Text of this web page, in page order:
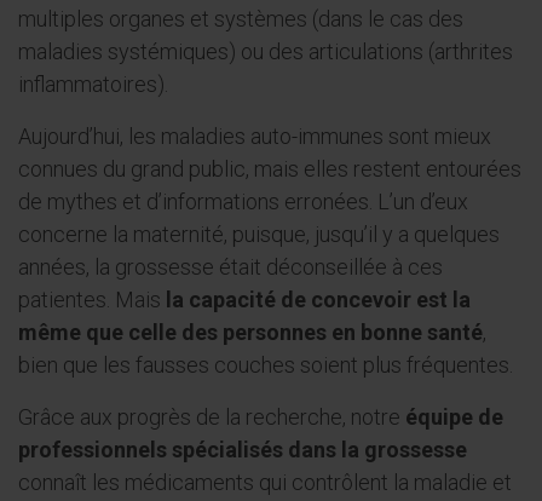
multiples organes et systèmes (dans le cas des
maladies systémiques) ou des articulations (arthrites
inflammatoires).
Aujourd’hui, les maladies auto-immunes sont mieux
connues du grand public, mais elles restent entourées
de mythes et d’informations erronées. L’un d’eux
concerne la maternité, puisque, jusqu’il y a quelques
années, la grossesse était déconseillée à ces
patientes. Mais la capacité de concevoir est la
même que celle des personnes en bonne santé,
bien que les fausses couches soient plus fréquentes.
Grâce aux progrès de la recherche, notre équipe de
professionnels spécialisés dans la grossesse
connaît les médicaments qui contrôlent la maladie et